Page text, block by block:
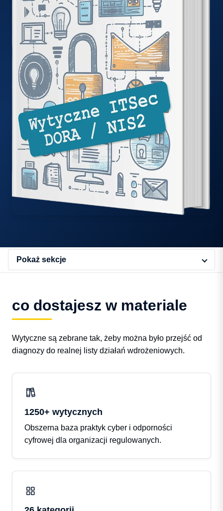
Pokaż sekcje
co dostajesz w materiale
Wytyczne są zebrane tak, żeby można było przejść od
diagnozy do realnej listy działań wdrożeniowych.
1250+ wytycznych
Obszerna baza praktyk cyber i odporności
cyfrowej dla organizacji regulowanych.